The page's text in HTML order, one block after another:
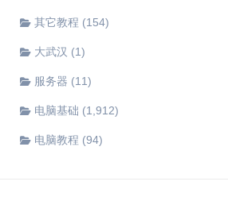
其它教程 (154)
大武汉 (1)
服务器 (11)
电脑基础 (1,912)
电脑教程 (94)